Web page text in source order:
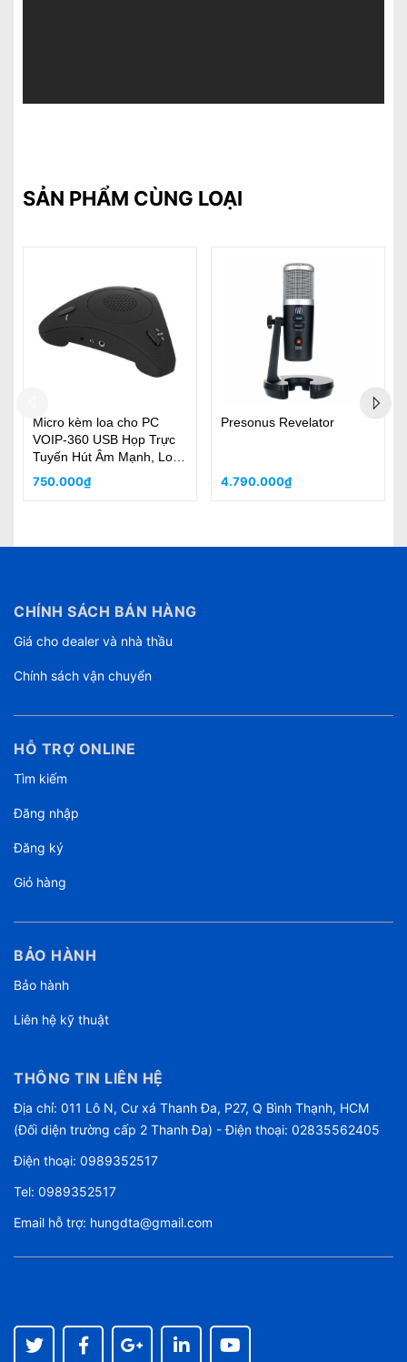
SẢN PHẨM CÙNG LOẠI
beyerdynamic PHONUM,
Âm thanh hoàn hảo và ghi
âm giọng nói tối ưu "HỌP
TRỰC TUYẾN"
9.200.000₫
USB Microphone Jabra
tạo tiếng nói rõ
2.290.000₫
CHÍNH SÁCH BÁN HÀNG
Giá cho dealer và nhà thầu
Chính sách vận chuyển
HỖ TRỢ ONLINE
Tìm kiếm
Đăng nhập
Đăng ký
Giỏ hàng
BẢO HÀNH
Bảo hành
Liên hệ kỹ thuật
THÔNG TIN LIÊN HỆ
Địa chỉ: 011 Lô N, Cư xá Thanh Đa, P27, Q Bình Thạnh, HCM
(Đối diện trường cấp 2 Thanh Đa) - Điện thoại: 02835562405
Điện thoại: 0989352517
Tel: 0989352517
Email hỗ trợ: hungdta@gmail.com